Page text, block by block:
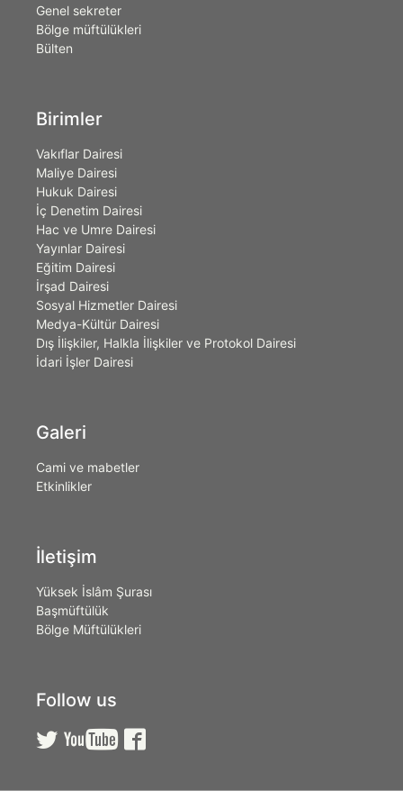
Genel sekreter
Bölge müftülükleri
Bülten
Birimler
Vakıflar Dairesi
Maliye Dairesi
Hukuk Dairesi
İç Denetim Dairesi
Hac ve Umre Dairesi
Yayınlar Dairesi
Eğitim Dairesi
İrşad Dairesi
Sosyal Hizmetler Dairesi
Medya-Kültür Dairesi
Dış İlişkiler, Halkla İlişkiler ve Protokol Dairesi
İdari İşler Dairesi
Galeri
Cami ve mabetler
Etkinlikler
İletişim
Yüksek İslâm Şurası
Başmüftülük
Bölge Müftülükleri
Follow us
  